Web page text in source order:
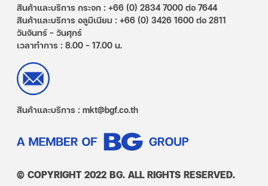
สินค้าและบริการ กระจก : +66 (0) 2834 7000 ต่อ 7644
สินค้าและบริการ อลูมิเนียม : +66 (0) 3426 1600 ต่อ 2811
วันจันทร์ – วันศุกร์
เวลาทำการ : 8.00 - 17.00 น.
สินค้าและบริการ : mkt@bgf.co.th
© COPYRIGHT 2022 BG. ALL RIGHTS RESERVED.